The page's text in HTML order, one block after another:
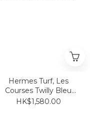
Hermes Turf, Les
Courses Twilly Bleu
Ciel/Jaune Vif/Vert
HK$1,580.00